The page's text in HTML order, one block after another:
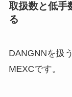
取扱数と低手
る
DANGNNを扱
MEXCです。